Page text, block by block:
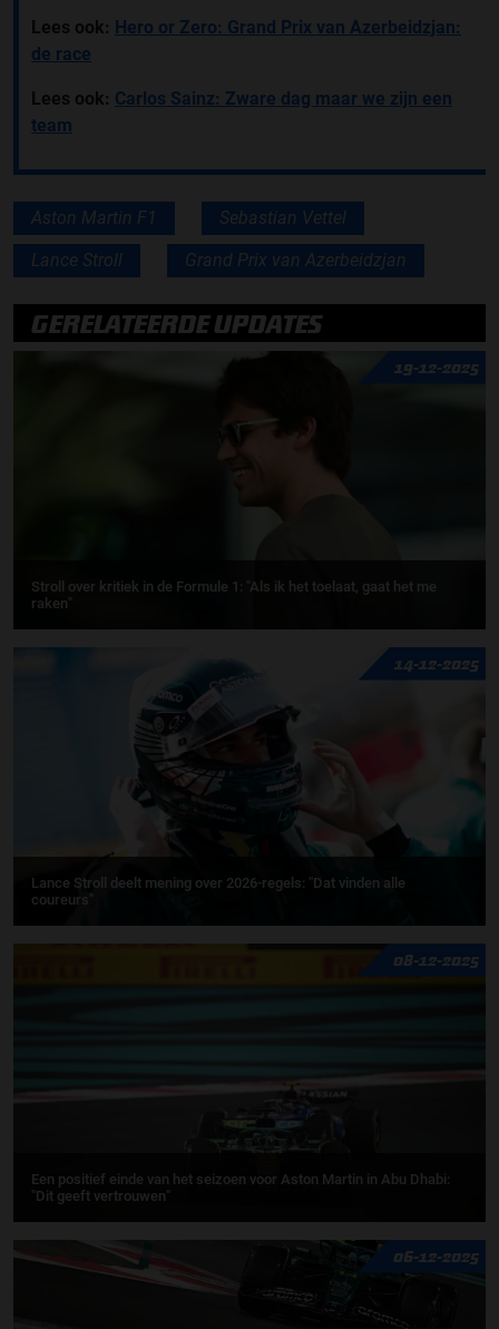
Lees ook: Hero or Zero: Grand Prix van Azerbeidzjan:
de race
Lees ook: Carlos Sainz: Zware dag maar we zijn een
team
Aston Martin F1 Sebastian Vettel
Lance Stroll Grand Prix van Azerbeidzjan
GERELATEERDE UPDATES
19-12-2025
Stroll over kritiek in de Formule 1: "Als ik het toelaat, gaat het me
raken"
14-12-2025
Lance Stroll deelt mening over 2026-regels: "Dat vinden alle
coureurs"
08-12-2025
Een positief einde van het seizoen voor Aston Martin in Abu Dhabi:
"Dit geeft vertrouwen"
06-12-2025